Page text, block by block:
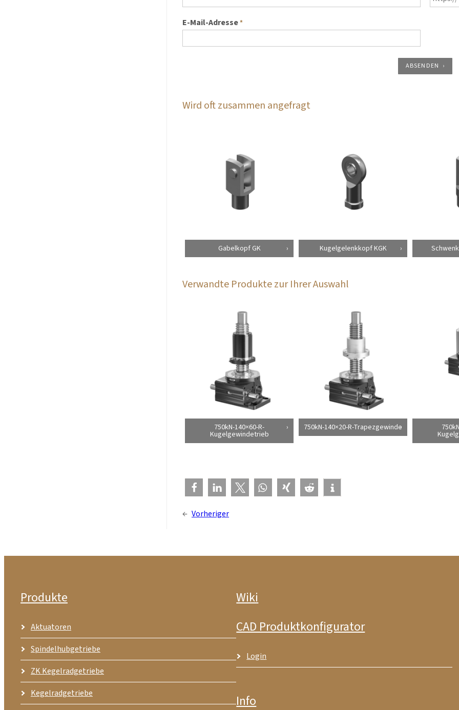
E-Mail-Adresse*
ABSENDEN
Wird oft zusammen angefragt
Gabelkopf GK Kugelgelenkkopf KGK
Verwandte Produkte zur Ihrer Auswahl
750kN-140×60-R-
Kugelgewindetrieb
750kN-140×20-R-Trapezgewinde
← Vorheriger
Produkte
Aktuatoren
Spindelhubgetriebe
ZK Kegelradgetriebe
Kegelradgetriebe
Wiki
CAD Produktkonfigurator
Login
Info